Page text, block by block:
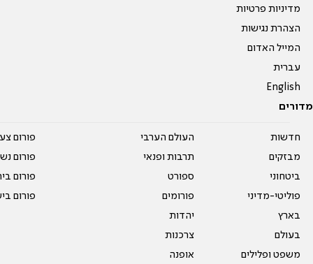
מדיניות פרטיות
הצהרת נגישות
המייל האדום
עברית
English
מדורים
חדשות
מבזקים
ביטחוני
פוליטי-מדיני
בארץ
בעולם
משפט ופלילים
העולם הערבי
תרבות ופנאי
ספורט
פורומים
יהדות
צרכנות
אופנה
פורום
פורום
פורום
פורום